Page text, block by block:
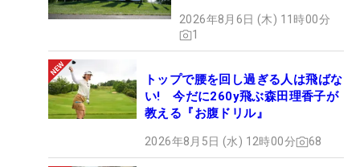
2026年8月6日 (木) 11時00分
1
トップで腰を回し過ぎる人は飛ばな
い! 今だに260y飛ぶ森田理香子が
教える『お腹ドリル』
2026年8月5日 (水) 12時00分 68